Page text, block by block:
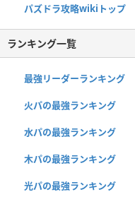
パズドラ攻略wikiトップ
ランキング一覧
最強リーダーランキング
火パの最強ランキング
水パの最強ランキング
木パの最強ランキング
光パの最強ランキング